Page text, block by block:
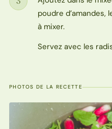
Étape
poudre
à mixer.
Servez avec les
PHOTOS DE LA RECETTE